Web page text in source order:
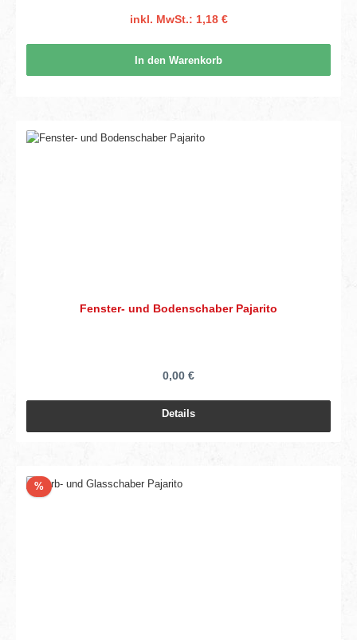
inkl. MwSt.: 1,18 €
In den Warenkorb
Fenster- und Bodenschaber Pajarito
0,00 €
Details
%Rabatt